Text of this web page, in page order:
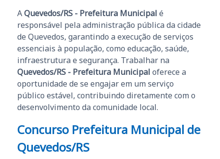
AQuevedos/RS - Prefeitura Municipal é
responsável pela administração pública da cidade
de Quevedos, garantindo a execução de serviços
essenciais à população, como educação, saúde,
infraestrutura e segurança. Trabalhar na
Quevedos/RS - Prefeitura Municipal oferece a
oportunidade de se engajar em um serviço
público estável, contribuindo diretamente com o
desenvolvimento da comunidade local.
Concurso Prefeitura Municipal de
Quevedos/RS